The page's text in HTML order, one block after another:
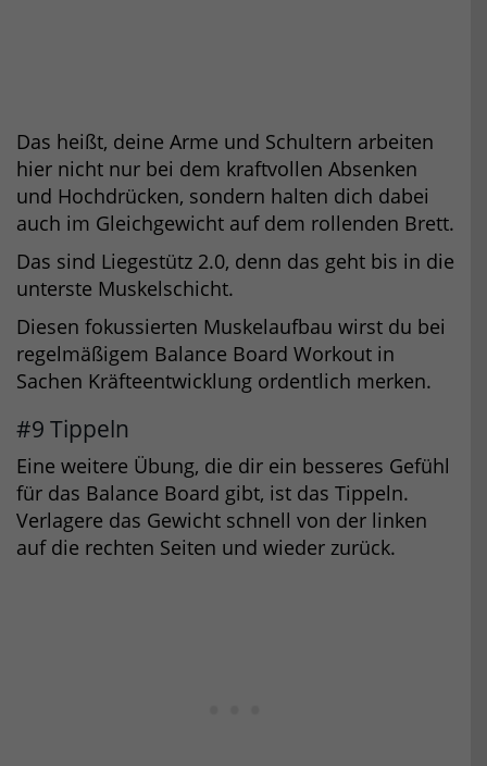
Das heißt, deine Arme und Schultern arbeiten
hier nicht nur bei dem kraftvollen Absenken
und Hochdrücken, sondern halten dich dabei
auch im Gleichgewicht auf dem rollenden Brett.
Das sind Liegestütz 2.0, denn das geht bis in die
unterste Muskelschicht.
Diesen fokussierten Muskelaufbau wirst du bei
regelmäßigem Balance Board Workout in
Sachen Kräfteentwicklung ordentlich merken.
#9 Tippeln
Eine weitere Übung, die dir ein besseres Gefühl
für das Balance Board gibt, ist das Tippeln.
Verlagere das Gewicht schnell von der linken
auf die rechten Seiten und wieder zurück.